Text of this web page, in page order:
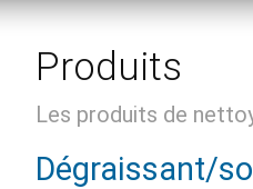
Produits
Les produits de
Dégraissant/